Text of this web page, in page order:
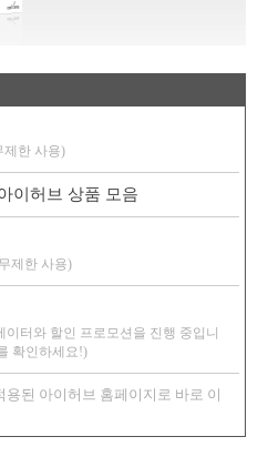
제한 사용)
이허브 상품 모음
제한 사용)
터와 할인 프로모션을 진행 중입니
확인하세요!)
된 아이허브 홈페이지로 바로 이